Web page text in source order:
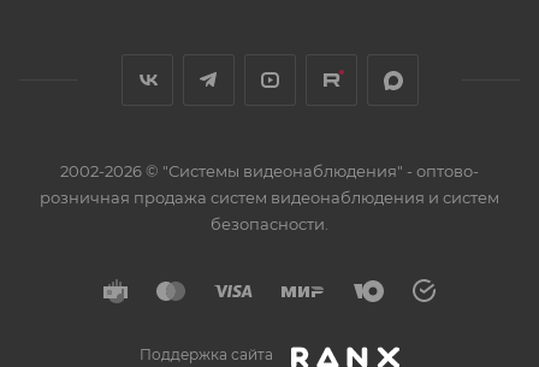
2002-2026 © "Системы видеонаблюдения" - оптово-
розничная продажа систем видеонаблюдения и систем
безопасности.
Поддержка сайта